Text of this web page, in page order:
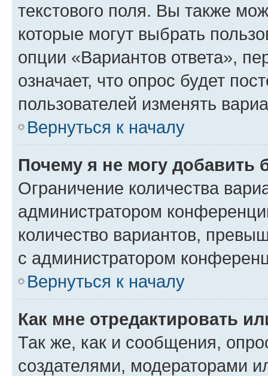
текстового поля. Вы также
которые могут выбрать
опции «Вариантов ответа»,
означает, что опрос будет
пользователей изменять
Вернуться к началу
Почему я не могу добавить
Ограничение количества
администратором
количество вариантов,
с администратором
Вернуться к началу
Как мне отредактировать
Так же, как и сообщения,
создателями, модераторами